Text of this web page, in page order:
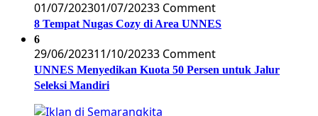
01/07/202301/07/20233 Comment
8 Tempat Nugas Cozy di Area UNNES
6
29/06/202311/10/20233 Comment
UNNES Menyedikan Kuota 50 Persen untuk Jalur
Seleksi Mandiri